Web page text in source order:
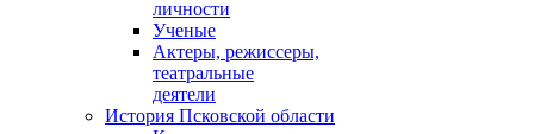
личности
Ученые
Актеры, режиссеры,
театральные
деятели
История Псковской области